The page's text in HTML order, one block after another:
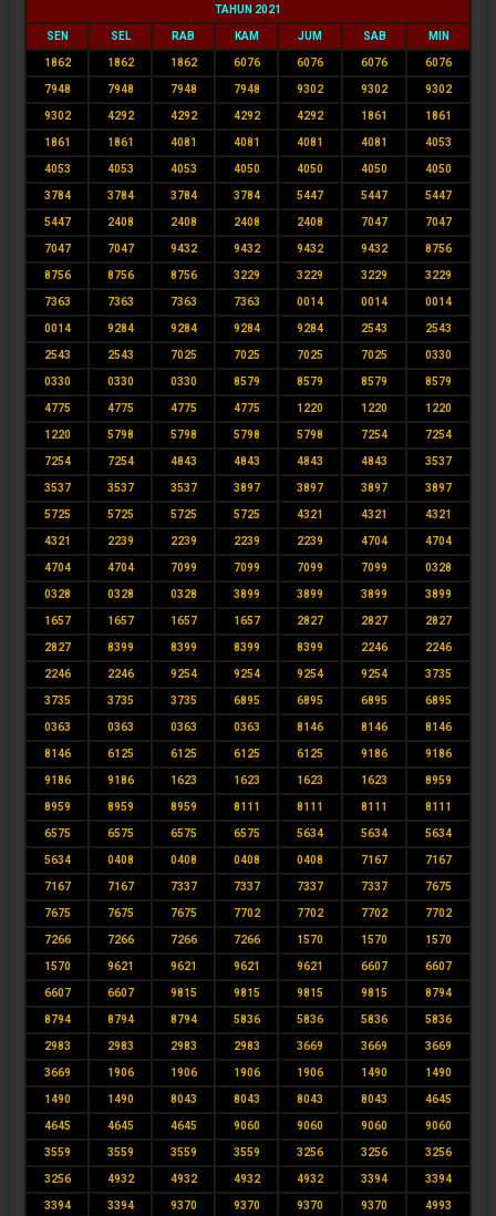
TAHUN 2021
SEN SEL RAB KAM JUM SAB MIN
1862 1862 1862 6076 6076 6076 6076
7948 7948 7948 7948 9302 9302 9302
9302 4292 4292 4292 4292 1861 1861
1861 1861 4081 4081 4081 4081 4053
4053 4053 4053 4050 4050 4050 4050
3784 3784 3784 3784 5447 5447 5447
5447 2408 2408 2408 2408 7047 7047
7047 7047 9432 9432 9432 9432 8756
8756 8756 8756 3229 3229 3229 3229
7363 7363 7363 7363 0014 0014 0014
0014 9284 9284 9284 9284 2543 2543
2543 2543 7025 7025 7025 7025 0330
0330 0330 0330 8579 8579 8579 8579
4775 4775 4775 4775 1220 1220 1220
1220 5798 5798 5798 5798 7254 7254
7254 7254 4843 4843 4843 4843 3537
3537 3537 3537 3897 3897 3897 3897
5725 5725 5725 5725 4321 4321 4321
4321 2239 2239 2239 2239 4704 4704
4704 4704 7099 7099 7099 7099 0328
0328 0328 0328 3899 3899 3899 3899
1657 1657 1657 1657 2827 2827 2827
2827 8399 8399 8399 8399 2246 2246
2246 2246 9254 9254 9254 9254 3735
3735 3735 3735 6895 6895 6895 6895
0363 0363 0363 0363 8146 8146 8146
8146 6125 6125 6125 6125 9186 9186
9186 9186 1623 1623 1623 1623 8959
8959 8959 8959 8111 8111 8111 8111
6575 6575 6575 6575 5634 5634 5634
5634 0408 0408 0408 0408 7167 7167
7167 7167 7337 7337 7337 7337 7675
7675 7675 7675 7702 7702 7702 7702
7266 7266 7266 7266 1570 1570 1570
1570 9621 9621 9621 9621 6607 6607
6607 6607 9815 9815 9815 9815 8794
8794 8794 8794 5836 5836 5836 5836
2983 2983 2983 2983 3669 3669 3669
3669 1906 1906 1906 1906 1490 1490
1490 1490 8043 8043 8043 8043 4645
4645 4645 4645 9060 9060 9060 9060
3559 3559 3559 3559 3256 3256 3256
3256 4932 4932 4932 4932 3394 3394
3394 3394 9370 9370 9370 9370 4993